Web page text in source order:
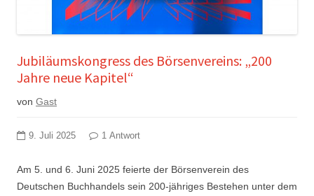
Jubiläumskongress des Börsenvereins: „200
Jahre neue Kapitel“
von Gast
9. Juli 2025 1 Antwort
Am 5. und 6. Juni 2025 feierte der Börsenverein des
Deutschen Buchhandels sein 200-jähriges Bestehen unter dem